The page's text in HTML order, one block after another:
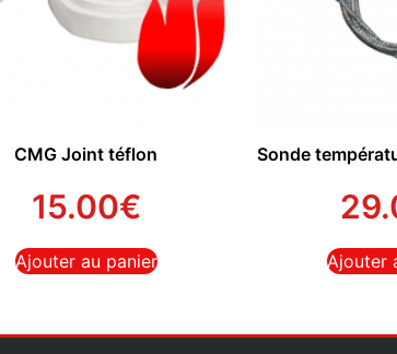
CMG Joint téflon
15.00€
Ajouter au panier
Sonde
Ajouter